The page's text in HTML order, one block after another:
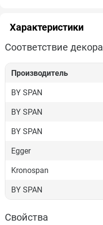
Характеристики
Соответствие декора
Производитель
BY SPAN
BY SPAN
BY SPAN
Egger
Kronospan
BY SPAN
Свойства